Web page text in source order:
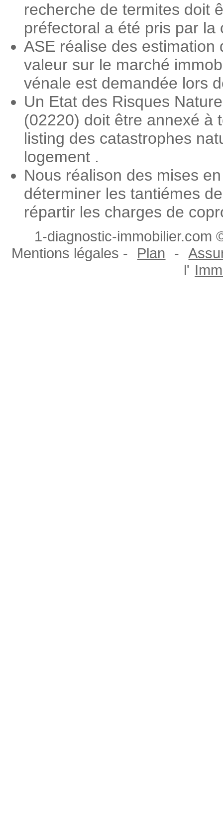
recherche de termites doit
préfectoral a été pris par la
ASE réalise des
valeur sur le marché
vénale est demandée lors
Un Etat des Risques
(02220) doit être annexé à
listing des catastrophes
logement .
Nous réalison des mises
déterminer les tantiémes
répartir les charges de
1-diagnostic-immobilier.com
Mentions légales -
Plan -
l'